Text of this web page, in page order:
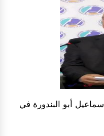
أبو البندورة في